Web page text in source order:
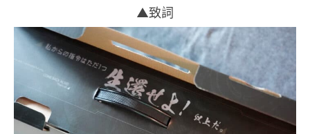
▲致詞